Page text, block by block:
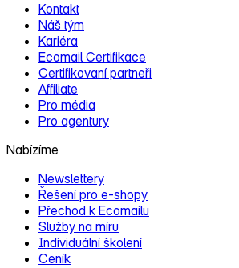
Kontakt
Náš tým
Kariéra
Ecomail Certifikace
Certifikovaní partneři
Affiliate
Pro média
Pro agentury
Nabízíme
Newslettery
Řešení pro e‑shopy
Přechod k Ecomailu
Služby na míru
Individuální školení
Ceník